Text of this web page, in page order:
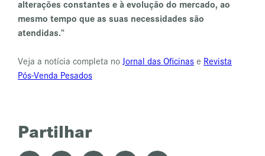
alterações constantes e à evolução do mercado, ao
mesmo tempo que as suas necessidades são
atendidas.”
Veja a notícia completa no Jornal das Oficinas e Revista
Pós-Venda Pesados
Partilhar